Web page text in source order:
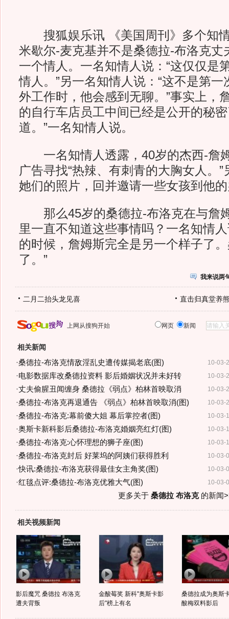
搜狐娱乐讯 《美国周刊》多个知
米歇尔-麦克基并不是桑德拉-布洛克丈
一个情人。一名知情人说：“这仅仅是
情人。”另一名知情人说：“这不是第
外工作时，他会感到无聊。”事实上，
的自行车店员工中间已经是公开的秘
道。”一名知情人说。
一名知情人透露，40岁的杰西-詹
广告寻找“热辣、有刺青的大胸女人。”
她们的照片，回并邀请一些女孩到他的
那么45岁的桑德拉-布洛克在与詹
里一直不知道这些事情吗？一名知情
的时候，詹姆斯完全是另一个样子了
了。”
我来说两
二月二抬头龙见喜 直击归真堂养
上网从搜狗开始 网页 新闻
相关新闻
10-03-
·桑德拉-布洛克情敌淫乱史遭传媒揭老底(图)
10-03-
·电影数据库改桑德拉资料 影后婚姻状况并未好转
10-03-
·丈夫偷腥丑闻缠身 桑德拉《弱点》柏林首映取消
10-03-
·桑德拉-布洛克再退通告 《弱点》柏林首映取消(图)
10-03-
·桑德拉-布洛克:幕前傻大姐 幕后掌控者(图)
10-03-
·奥斯卡新科影后桑德拉-布洛克婚姻亮红灯(图)
10-03-
·桑德拉-布洛克:心怀理想的狮子座(图)
10-03-
·桑德拉-布洛克封后 好莱坞的阿姨们获得胜利
10-03-
·快讯:桑德拉-布洛克获得最佳女主角奖(图)
10-03-
·红毯点评:桑德拉-布洛克优雅大气(图)
更多关于 桑德拉 布洛克的新闻
相关视频新闻
影后魔咒 桑德拉 布洛克
遭夫背叛
金酸莓奖 新科"奥斯卡影
后"榜上有名
桑德拉成为奥斯
酸梅双料影后